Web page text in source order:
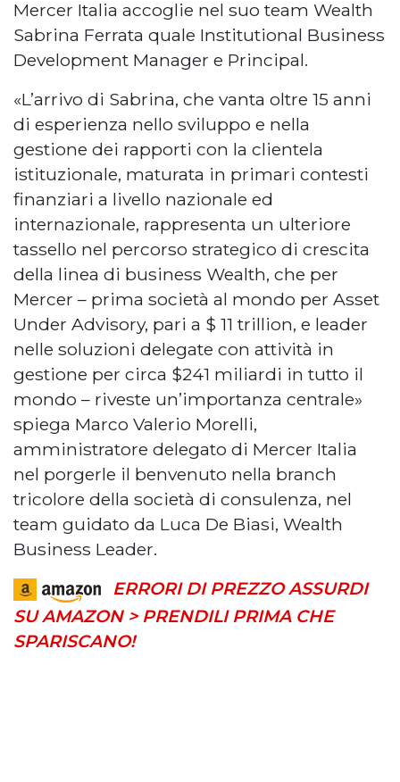
Mercer Italia accoglie nel suo team Wealth
Sabrina Ferrata quale Institutional Business
Development Manager e Principal.
«L’arrivo di Sabrina, che vanta oltre 15 anni
di esperienza nello sviluppo e nella
gestione dei rapporti con la clientela
istituzionale, maturata in primari contesti
finanziari a livello nazionale ed
internazionale, rappresenta un ulteriore
tassello nel percorso strategico di crescita
della linea di business Wealth, che per
Mercer – prima società al mondo per Asset
Under Advisory, pari a $ 11 trillion, e leader
nelle soluzioni delegate con attività in
gestione per circa $241 miliardi in tutto il
mondo – riveste un’importanza centrale»
spiega Marco Valerio Morelli,
amministratore delegato di Mercer Italia
nel porgerle il benvenuto nella branch
tricolore della società di consulenza, nel
team guidato da Luca De Biasi, Wealth
Business Leader.
ERRORI DI PREZZO ASSURDI
SU AMAZON > PRENDILI PRIMA CHE
SPARISCANO!